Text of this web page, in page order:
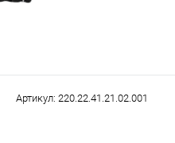
Артикул: 220.22.41.21.02.001